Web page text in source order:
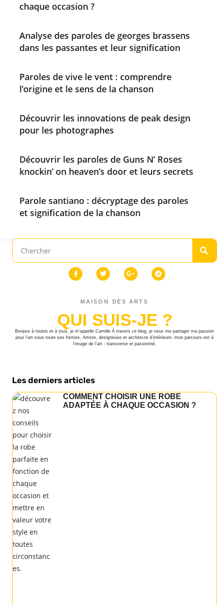
chaque occasion ?
Analyse des paroles de georges brassens
dans les passantes et leur signification
Paroles de vive le vent : comprendre
l’origine et le sens de la chanson
Découvrir les innovations de peak design
pour les photographes
Découvrir les paroles de Guns N’ Roses
knockin’ on heaven’s door et leurs secrets
Parole santiano : décryptage des paroles
et signification de la chanson
MAISON DES ARTS
QUI SUIS-JE ?
Bonjour à toutes et à tous, je m’appelle Camille À travers ce blog, je veux me partager ma passion
pour l’art sous toute ses formes. Artiste, designeuse et architecte d’intérieure, mon parcours est à
l’image de l’art : transverse et passionné.
Les derniers articles
COMMENT CHOISIR UNE ROBE
ADAPTÉE À CHAQUE OCCASION ?